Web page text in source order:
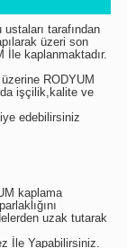
tarafından
üzeri son
İle kaplanmaktadır.
işçilik,kalite ve
edebilirsiniz
kaplama
uzak tutarak